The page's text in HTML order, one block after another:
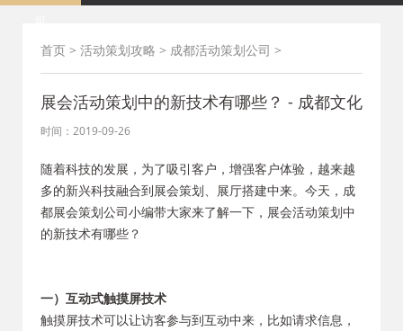
首页 > 活动策划攻略 > 成都活动策划公司 >
展会活动策划中的新技术有哪些？ - 成都文化
时间：2019-09-26
随着科技的发展，为了吸引客户，增强客户体验，越来越
多的新兴科技融合到展会策划、展厅搭建中来。今天，成
都展会策划公司小编带大家来了解一下，展会活动策划中
的新技术有哪些？
一）互动式触摸屏技术
触摸屏技术可以让访客参与到互动中来，比如请求信息，